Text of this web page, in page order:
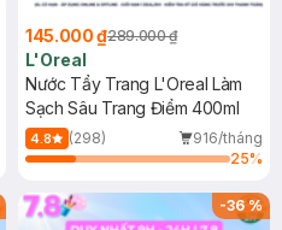
145.000 ₫289.000 ₫
L'Oreal
Nước Tẩy Trang L'Oreal Làm
Sạch Sâu Trang Điểm 400ml
4.8 (298)
916/tháng
25%
-36%